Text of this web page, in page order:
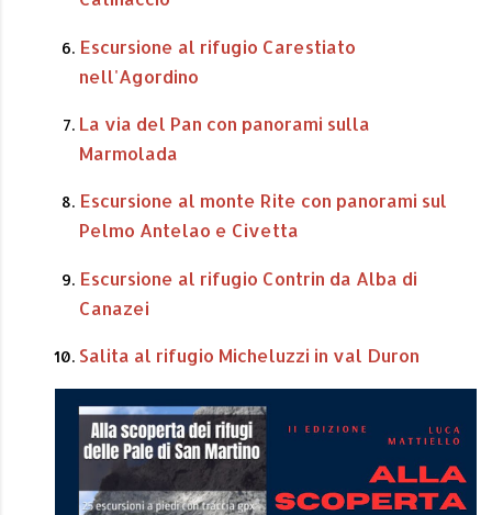
Escursione al rifugio Carestiato
nell'Agordino
La via del Pan con panorami sulla
Marmolada
Escursione al monte Rite con panorami sul
Pelmo Antelao e Civetta
Escursione al rifugio Contrin da Alba di
Canazei
Salita al rifugio Micheluzzi in val Duron